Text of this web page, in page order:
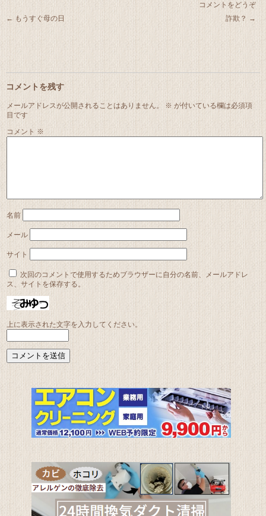
コメントをどうぞ
← もうすぐ母の日 詐欺？ →
コメントを残す
メールアドレスが公開されることはありません。 ※ が付いている欄は必須項
目です
コメント ※
名前
メール
サイト
次回のコメントで使用するためブラウザーに自分の名前、メールアドレ
ス、サイトを保存する。
上に表示された文字を入力してください。